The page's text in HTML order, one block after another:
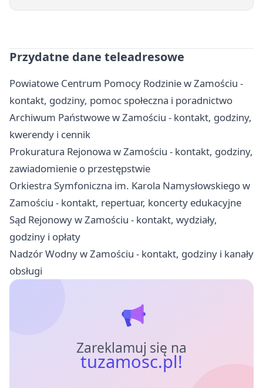
Przydatne dane teleadresowe
Powiatowe Centrum Pomocy Rodzinie w Zamościu -
kontakt, godziny, pomoc społeczna i poradnictwo
Archiwum Państwowe w Zamościu - kontakt, godziny,
kwerendy i cennik
Prokuratura Rejonowa w Zamościu - kontakt, godziny,
zawiadomienie o przestępstwie
Orkiestra Symfoniczna im. Karola Namysłowskiego w
Zamościu - kontakt, repertuar, koncerty edukacyjne
Sąd Rejonowy w Zamościu - kontakt, wydziały,
godziny i opłaty
Nadzór Wodny w Zamościu - kontakt, godziny i kanały
obsługi
Zareklamuj się na
tuzamosc.pl!